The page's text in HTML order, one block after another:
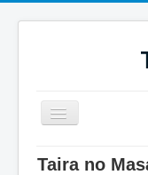
Basculer
la
Accueil
Taira no